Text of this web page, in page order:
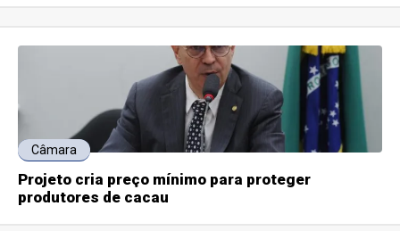
Câmara
Projeto cria preço mínimo para proteger
produtores de cacau